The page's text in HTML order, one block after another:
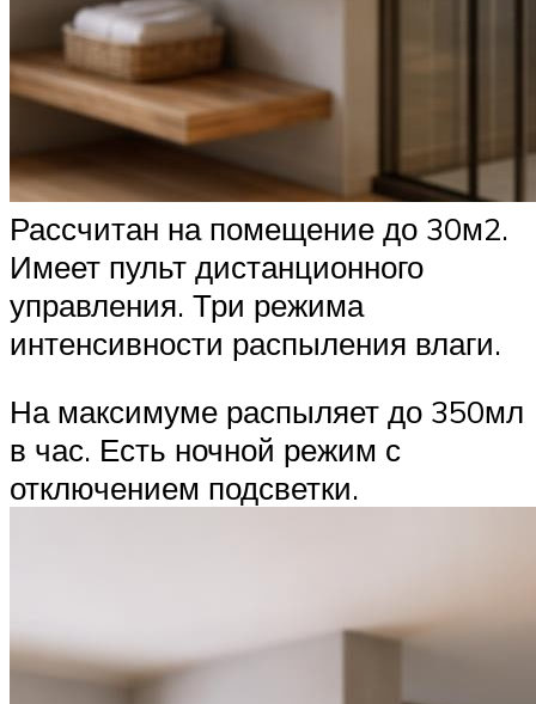
Рассчитан на помещение до 30м2.
Имеет пульт дистанционного
управления. Три режима
интенсивности распыления влаги.
На максимуме распыляет до 350мл
в час. Есть ночной режим с
отключением подсветки.